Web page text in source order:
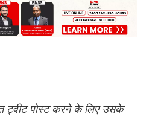
ट्वीट पोस्ट करने के लिए उसके